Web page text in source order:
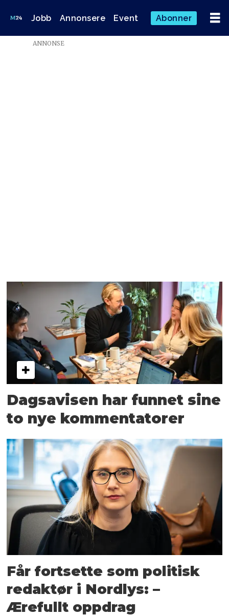
Jobb Annonsere Event Abonner
Emne:
ANNONSE
Dagsavisen har funnet sine
to nye kommentatorer
Får fortsette som politisk
redaktør i Nordlys: –
Ærefullt oppdrag